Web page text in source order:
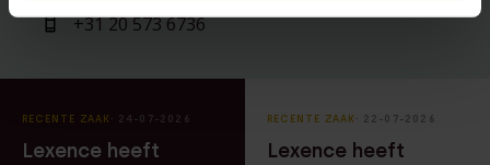
+31 20 573 6736
RECENTE ZAAK ⸱ 24-07-2026
Lexence heeft
RECENTE ZAAK ⸱ 22-07-2026
Lexence heeft